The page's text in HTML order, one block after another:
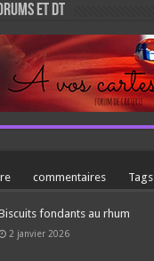
et DT
commentaires Tags
fondants au rhum
2 janvier 2026